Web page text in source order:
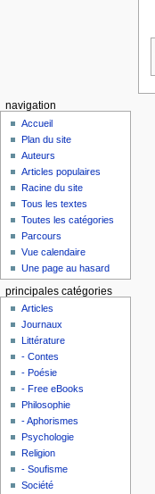
navigation
Accueil
Plan du site
Auteurs
Articles populaires
Racine du site
Tous les textes
Toutes les catégories
Parcours
Vue calendaire
Une page au hasard
principales catégories
Articles
Journaux
Littérature
- Contes
- Poésie
- Free eBooks
Philosophie
- Aphorismes
Psychologie
Religion
- Soufisme
Société